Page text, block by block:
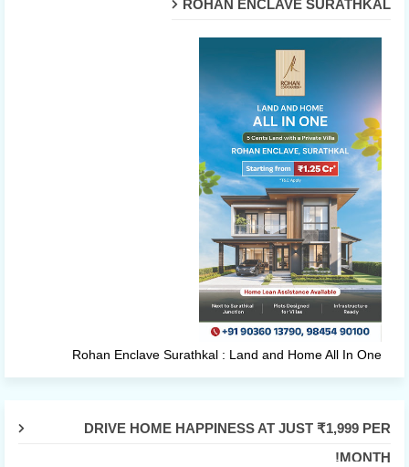
ROHAN ENCLAVE SURATHKAL
Rohan Enclave Surathkal : Land and Home All In One
DRIVE HOME HAPPINESS AT JUST ₹1,999 PER
MONTH!